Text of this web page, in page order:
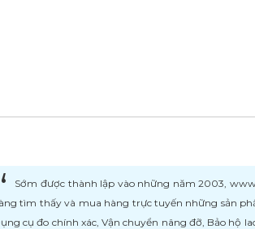
Sớm được thành lập vào những năm 2003,
tìm thấy và mua hàng trực tuyến những sản
cụ đo chính xác, Vận chuyển nâng đỡ, Bảo hộ